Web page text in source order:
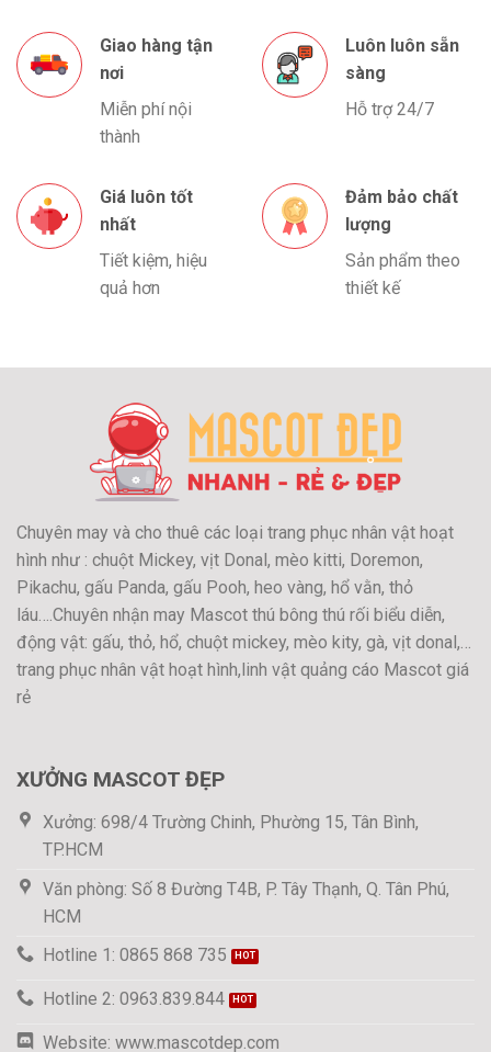
Giao hàng tận
nơi
Miễn phí nội
thành
Luôn luôn sẵn
sàng
Hỗ trợ 24/7
Giá luôn tốt
nhất
Tiết kiệm, hiệu
quả hơn
Đảm bảo chất
lượng
Sản phẩm theo
thiết kế
Chuyên may và cho thuê các loại trang phục nhân vật hoạt
hình như : chuột Mickey, vịt Donal, mèo kitti, Doremon,
Pikachu, gấu Panda, gấu Pooh, heo vàng, hổ vằn, thỏ
láu….Chuyên nhận may Mascot thú bông thú rối biểu diễn,
động vật: gấu, thỏ, hổ, chuột mickey, mèo kity, gà, vịt donal,…
trang phục nhân vật hoạt hình,linh vật quảng cáo Mascot giá
rẻ
XƯỞNG MASCOT ĐẸP
Xưởng: 698/4 Trường Chinh, Phường 15, Tân Bình,
TP.HCM
Văn phòng: Số 8 Đường T4B, P. Tây Thạnh, Q. Tân Phú,
HCM
Hotline 1: 0865 868 735
Hotline 2: 0963.839.844
Website: www.mascotdep.com